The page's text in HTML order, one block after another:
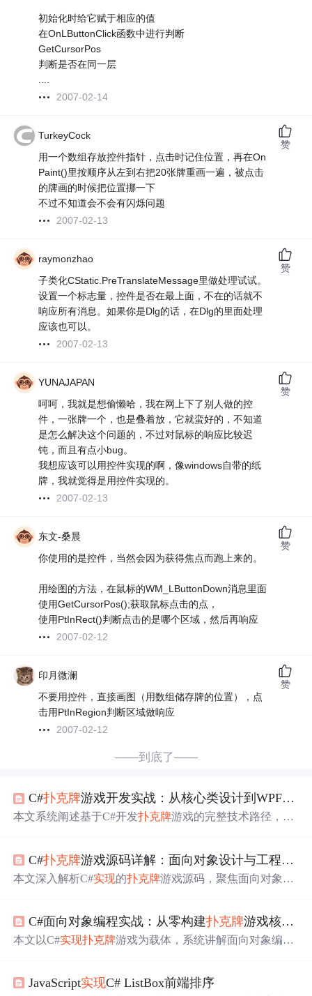
初始化时给它赋于相应的值
在OnLButtonClick函数中进行判断
GetCursorPos
判断是否在同一层
....
2007-02-14
TurkeyCock
用一个数组存放控件指针，点击时记住位置，再在On
Paint()里按顺序从左到右把20张牌重画一遍，被点击
的牌画的时候把位置挪一下
不过不知道会不会有闪烁问题
2007-02-13
赞
raymonzhao
子类化CStatic.PreTranslateMessage里做处理试试。
设置一个标志量，控件是否在最上面，不在的话就不
响应所有消息。如果你是Dlg的话，在Dlg的里面处理
应该也可以。
2007-02-13
赞
YUNAJAPAN
呵呵，我就是想偷懒哈，我在网上下了别人做的控
件，一张牌一个，也是叠着放，它就蛮好的，不知道
是怎么解决这个问题的，不过对鼠标的响应比较迟
钝，而且有点小bug。
我想应该可以用控件实现的啊，像windows自带的纸
牌，我就觉得是用控件实现的。
2007-02-13
赞
东文-桑晨
你使用的是控件，当然会因为获得焦点而跑上来的。
用绘图的方法，在鼠标的WM_LButtonDown消息里面
使用GetCursorPos();获取鼠标点击的点，
使用PtInRect()判断点击的是哪个区域，然后再响应
2007-02-12
赞
印月微澜
不要用控件，直接画图（用数组储存牌的位置），点
击用PtInRegion判断区域做响应
2007-02-12
赞
——到底了——
C#扑克牌游戏开发实战：从核心类设计到WPF界面
本文系统阐述基于C#开发扑克牌游戏的完整技术路径，聚
机与事件驱动逻辑、UI视觉呈现（图片资源管理、动画反
馈）及常见问题调试（随机性、UI线程阻塞、内存泄
C#扑克牌游戏源码详解：面向对象设计与工程实践
本文深入解析C#实现的扑克牌游戏源码，聚焦面向对象设
略模式的牌型判定引擎、GameSession有限状态机与Lock-F
ree并发控制，以及TDD驱动的高覆盖单元测试体系。强调
C#面向对象编程实战：从零构建扑克牌游戏核心模型与算法
本文以C#实现扑克牌游戏为载体，系统讲解面向对象编程
-Yates洗牌算法、牌型判断（顺子/Ace双重处理、分组统
JavaScript实现C# ListBox前端排序